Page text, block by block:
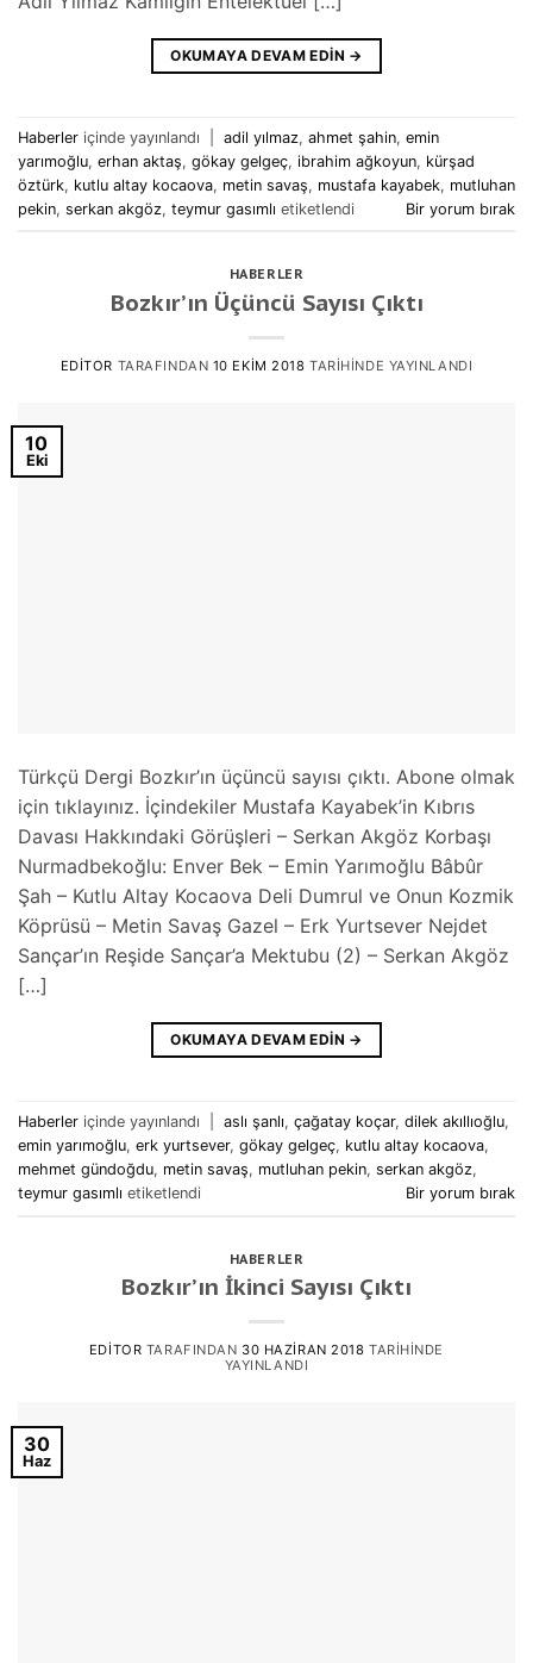
OKUMAYA DEVAM EDIN →
Haberler içinde yayınlandı adil yılmaz, ahmet şahin, emin
yarımoğlu, erhan aktaş, gökay gelgeç, ibrahim ağkoyun, kürşad
öztürk, kutlu altay kocaova, metin savaş, mustafa kayabek, mutluhan
pekin, serkan akgöz, teymur gasımlı etiketlendi Bir yorum bırak
HABERLER
Bozkır’ın Üçüncü Sayısı Çıktı
EDITOR TARAFINDAN 10 EKIM 2018 TARIHINDE YAYINLANDI
10
Eki
Türkçü Dergi Bozkır’ın üçüncü sayısı çıktı. Abone olmak
için tıklayınız. İçindekiler Mustafa Kayabek’in Kıbrıs
Davası Hakkındaki Görüşleri – Serkan Akgöz Korbaşı
Nurmadbekoğlu: Enver Bek – Emin Yarımoğlu Bâbûr
Şah – Kutlu Altay Kocaova Deli Dumrul ve Onun Kozmik
Köprüsü – Metin Savaş Gazel – Erk Yurtsever Nejdet
Sançar’ın Reşide Sançar’a Mektubu (2) – Serkan Akgöz
[…]
OKUMAYA DEVAM EDIN →
Haberler içinde yayınlandı aslı şanlı, çağatay koçar, dilek akıllıoğlu,
emin yarımoğlu, erk yurtsever, gökay gelgeç, kutlu altay kocaova,
mehmet gündoğdu, metin savaş, mutluhan pekin, serkan akgöz,
teymur gasımlı etiketlendi Bir yorum bırak
HABERLER
Bozkır’ın İkinci Sayısı Çıktı
EDITOR TARAFINDAN 30 HAZIRAN 2018 TARIHINDE
YAYINLANDI
30
Haz